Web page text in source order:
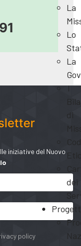
La
Lo
La
I
di
dei
iniziative del Nuovo
policy